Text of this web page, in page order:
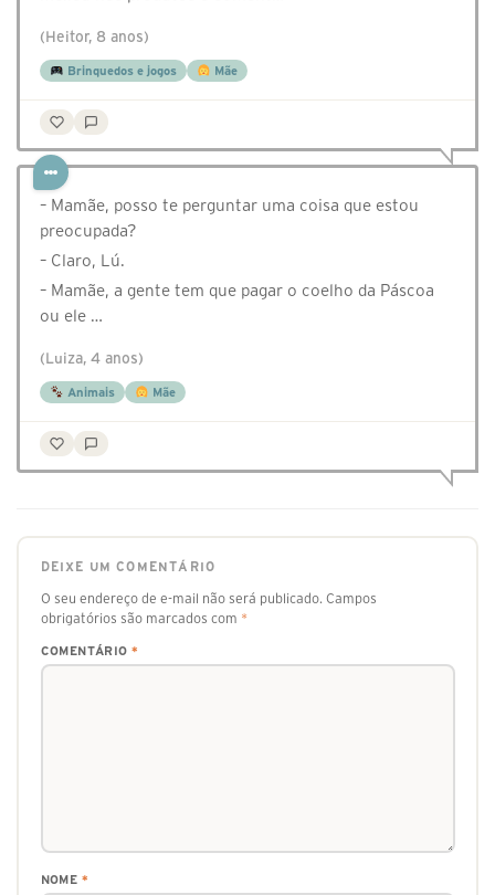
(Heitor, 8 anos)
Brinquedos e jogos Mãe
– Mamãe, posso te perguntar uma coisa que estou
preocupada?
– Claro, Lú.
– Mamãe, a gente tem que pagar o coelho da Páscoa
ou ele …
(Luiza, 4 anos)
Animais Mãe
DEIXE UM COMENTÁRIO
O seu endereço de e-mail não será publicado. Campos
obrigatórios são marcados com *
COMENTÁRIO *
NOME *